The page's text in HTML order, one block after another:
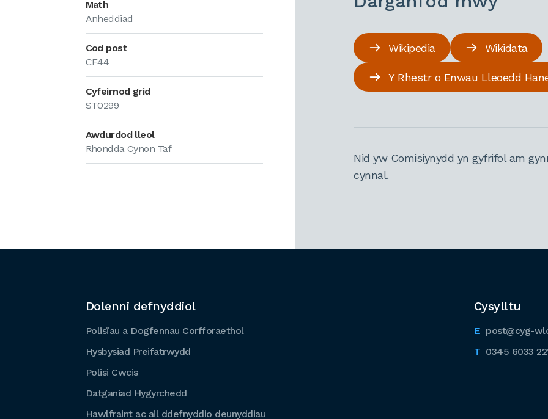
Math
Anheddiad
Cod post
CF44
Cyfeirnod grid
ST0299
Awdurdod lleol
Rhondda Cynon Taf
Wikipedia Wikidata
Y Rhestr o Enwau Lleoedd
Nid yw Comisiynydd yn gyfrifol am
cynnal.
Cysylltu
post@cyg-
0345 6033
Dolenni defnyddiol
Polisïau a Dogfennau Corfforaethol
Hysbysiad Preifatrwydd
Polisi Cwcis
Datganiad Hygyrchedd
Hawlfraint ac ail ddefnyddio deunyddiau